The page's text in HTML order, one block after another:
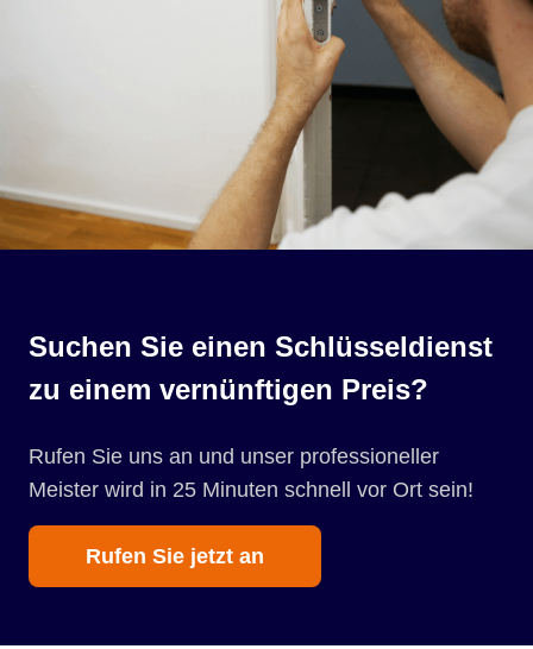
Suchen Sie einen Schlüsseldienst
zu einem vernünftigen Preis?
Rufen Sie uns an und unser professioneller
Meister wird in 25 Minuten schnell vor Ort sein!
Rufen Sie jetzt an